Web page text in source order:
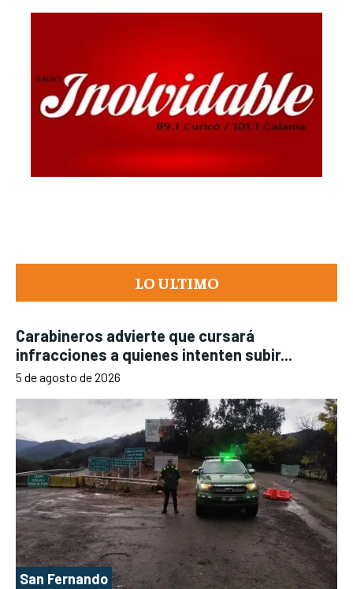
LO ULTIMO
Carabineros advierte que cursará
infracciones a quienes intenten subir...
5 de agosto de 2026
San Fernando